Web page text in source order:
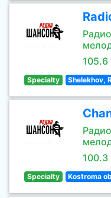
105.6
Specialty Shelekhov,
100.3
Specialty Kostroma